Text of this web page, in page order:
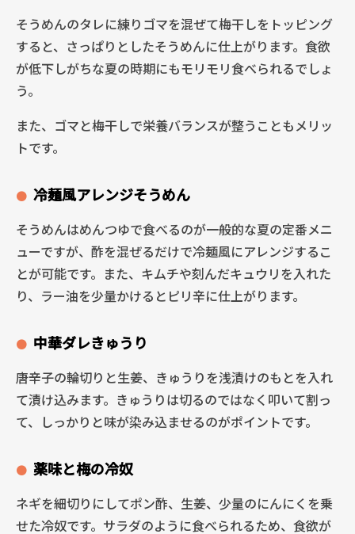
そうめんのタレに練りゴマを混ぜて梅干しをトッピング
すると、さっぱりとしたそうめんに仕上がります。食欲
が低下しがちな夏の時期にもモリモリ食べられるでしょ
う。
また、ゴマと梅干しで栄養バランスが整うこともメリッ
トです。
冷麺風アレンジそうめん
そうめんはめんつゆで食べるのが一般的な夏の定番メニ
ューですが、酢を混ぜるだけで冷麺風にアレンジするこ
とが可能です。また、キムチや刻んだキュウリを入れた
り、ラー油を少量かけるとピリ辛に仕上がります。
中華ダレきゅうり
唐辛子の輪切りと生姜、きゅうりを浅漬けのもとを入れ
て漬け込みます。きゅうりは切るのではなく叩いて割っ
て、しっかりと味が染み込ませるのがポイントです。
薬味と梅の冷奴
ネギを細切りにしてポン酢、生姜、少量のにんにくを乗
せた冷奴です。サラダのように食べられるため、食欲が